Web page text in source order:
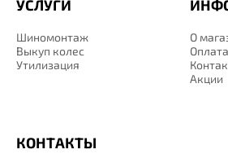
О
Акции
УСЛУГИ
Шиномонтаж
Выкуп колес
Утилизация
КОНТАКТЫ